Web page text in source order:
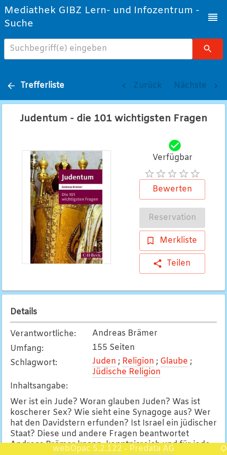
Mediathek GIBZ Lern- und Infozentrum -
Suche
Suchbegriff(e) eingeben
Trefferliste Zurück Nächste
Judentum - die 101 wichtigsten Fragen
Verfügbar
Bewerten
Reservation
Merkliste
Teilen
Details
Verantwortliche:
Andreas Brämer
Umfang:
155 Seiten
Schlagwort: Juden ; Religion ; Glaube ;
Jüdische Religion
Inhaltsangabe:
Wer ist ein Jude? Woran glauben Juden? Was ist
koscherer Sex? Wie sieht eine Synagoge aus? Wer
hat den Davidstern erfunden? Ist Israel ein jüdischer
Staat? Diese und andere Fragen beantwortet
Andreas Brämer knapp, kenntnisreich und für jeden
webOpac 5.2.122 - Predata AG